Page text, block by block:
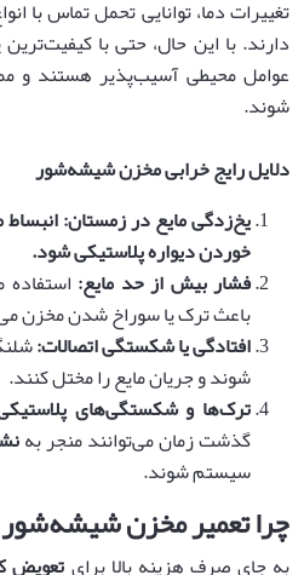
تغییرات دما، توانایی تحمل تماس با
دارند. با این حال، حتی با
عوامل محیطی آسیب‌پذیر هستند و
شوند.
دلایل رایج خرابی مخزن شیشه‌شور
یخ‌زدگی مایع در زمستان:
خوردن دیواره پلاستیکی شود.
فشار بیش از حد مایع: استفاده
باعث ترک یا سوراخ شدن مخزن
افتادگی یا شکستگی اتصالات:
شوند و جریان مایع را مختل کنند.
ترک‌ها و شکستگی‌های
گذشت زمان می‌توانند منجر به
سیستم شوند.
چرا تعمیر مخزن
به جای صرف هزینه بالا برایتعویض